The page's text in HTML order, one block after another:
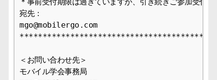
宛先：
mgo@mobilergo.com
＜お問い合わせ先＞
モバイル学会事務局